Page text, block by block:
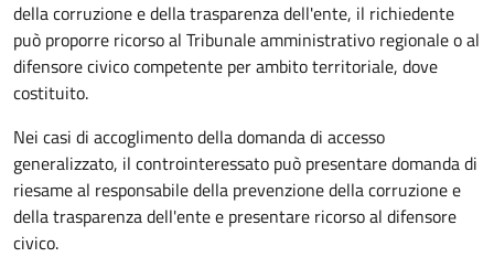
della corruzione e della trasparenza dell'ente, il richiedente
può proporre ricorso al Tribunale amministrativo regionale o al
difensore civico competente per ambito territoriale, dove
costituito.
Nei casi di accoglimento della domanda di accesso
generalizzato, il controinteressato può presentare domanda di
riesame al responsabile della prevenzione della corruzione e
della trasparenza dell'ente e presentare ricorso al difensore
civico.